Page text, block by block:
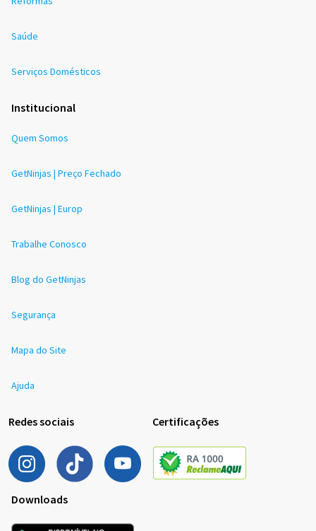
Saúde
Serviços Domésticos
Institucional
Quem Somos
GetNinjas | Preço Fechado
GetNinjas | Europ
Trabalhe Conosco
Blog do GetNinjas
Segurança
Mapa do Site
Ajuda
Redes sociais Certificações
Downloads